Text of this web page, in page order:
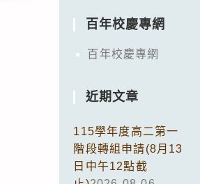
百年校慶專網
百年校慶專網
近期文章
115學年度高二第一
階段轉組申請(8月13
日中午12點截